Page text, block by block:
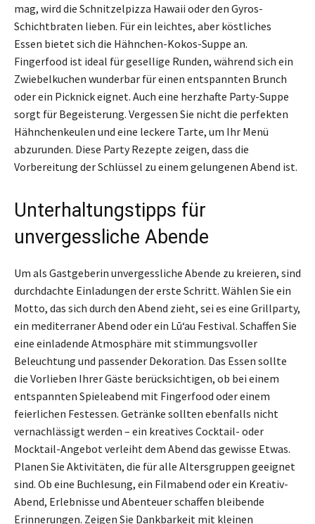
mag, wird die Schnitzelpizza Hawaii oder den Gyros-
Schichtbraten lieben. Für ein leichtes, aber köstliches
Essen bietet sich die Hähnchen-Kokos-Suppe an.
Fingerfood ist ideal für gesellige Runden, während sich ein
Zwiebelkuchen wunderbar für einen entspannten Brunch
oder ein Picknick eignet. Auch eine herzhafte Party-Suppe
sorgt für Begeisterung. Vergessen Sie nicht die perfekten
Hähnchenkeulen und eine leckere Tarte, um Ihr Menü
abzurunden. Diese Party Rezepte zeigen, dass die
Vorbereitung der Schlüssel zu einem gelungenen Abend ist.
Unterhaltungstipps für
unvergessliche Abende
Um als Gastgeberin unvergessliche Abende zu kreieren, sind
durchdachte Einladungen der erste Schritt. Wählen Sie ein
Motto, das sich durch den Abend zieht, sei es eine Grillparty,
ein mediterraner Abend oder ein Lūʻau Festival. Schaffen Sie
eine einladende Atmosphäre mit stimmungsvoller
Beleuchtung und passender Dekoration. Das Essen sollte
die Vorlieben Ihrer Gäste berücksichtigen, ob bei einem
entspannten Spieleabend mit Fingerfood oder einem
feierlichen Festessen. Getränke sollten ebenfalls nicht
vernachlässigt werden – ein kreatives Cocktail- oder
Mocktail-Angebot verleiht dem Abend das gewisse Etwas.
Planen Sie Aktivitäten, die für alle Altersgruppen geeignet
sind. Ob eine Buchlesung, ein Filmabend oder ein Kreativ-
Abend, Erlebnisse und Abenteuer schaffen bleibende
Erinnerungen. Zeigen Sie Dankbarkeit mit kleinen